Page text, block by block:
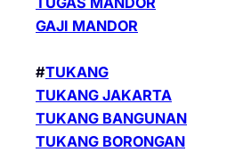
GAJI MANDOR
#TUKANG
TUKANG JAKARTA
TUKANG BANGUNAN
TUKANG BORONGAN